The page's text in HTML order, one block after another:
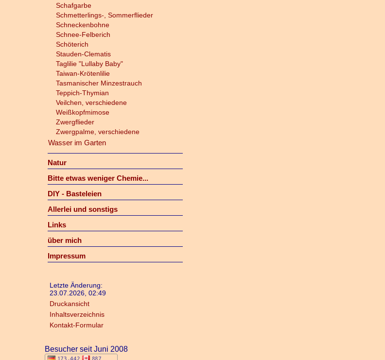
Schafgarbe
Schmetterlings-, Sommerflieder
Schneckenbohne
Schnee-Felberich
Schöterich
Stauden-Clematis
Taglilie "Lullaby Baby"
Taiwan-Krötenlilie
Tasmanischer Minzestrauch
Teppich-Thymian
Veilchen, verschiedene
Weißkopfmimose
Zwergflieder
Zwergpalme, verschiedene
Wasser im Garten
Natur
Bitte etwas weniger Chemie...
DIY - Basteleien
Allerlei und sonstigs
Links
über mich
Impressum
Letzte Änderung:
23.07.2026, 02:49
Druckansicht
Inhaltsverzeichnis
Kontakt-Formular
Besucher seit Juni 2008